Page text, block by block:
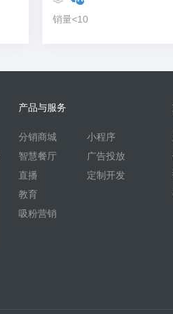
销量<10
产品与服务
分销商城
智慧餐厅
直播
教育
吸粉营销
小程序
广告投放
定制开发